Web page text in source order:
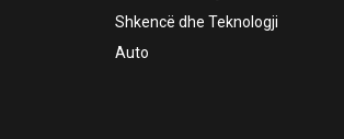
Shkencë dhe Teknologji
Auto